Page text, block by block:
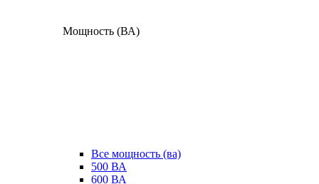
Мощность (ВА)
Все мощность (ва)
500 ВА
600 ВА